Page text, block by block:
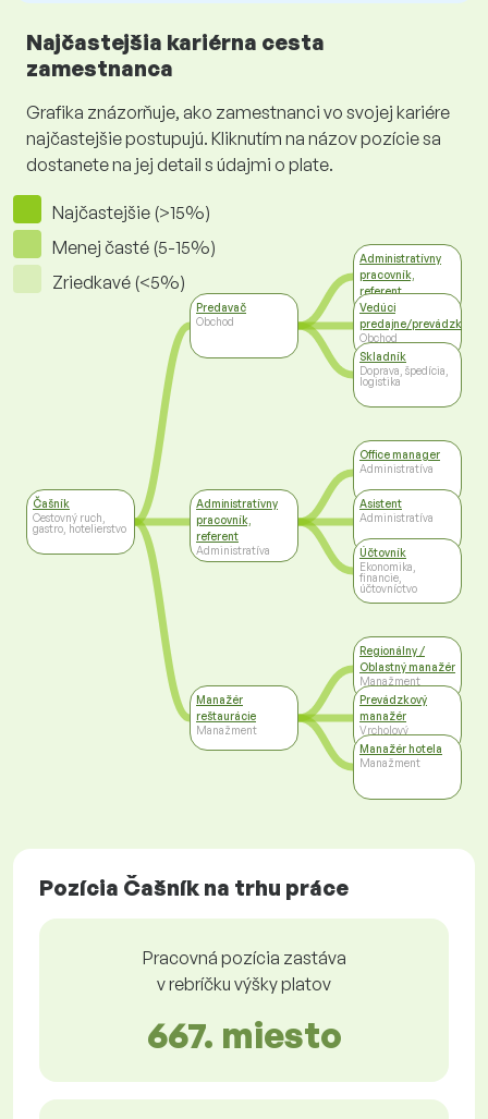
Najčastejšia kariérna cesta
zamestnanca
Grafika znázorňuje, ako zamestnanci vo svojej kariére
najčastejšie postupujú. Kliknutím na názov pozície sa
dostanete na jej detail s údajmi o plate.
Najčastejšie (>15%)
Menej časté (5-15%)
Zriedkavé (<5%)
Čašník
Cestovný ruch,
gastro, hotelierstvo
Predavač
Obchod
Administratívny
pracovník,
referent
Administratíva
Manažér
reštaurácie
Manažment
Administratívny
pracovník,
referent
Administratíva
Vedúci
predajne/prevádzky
Obchod
Skladník
Doprava, špedícia,
logistika
Office manager
Administratíva
Asistent
Administratíva
Účtovník
Ekonomika,
financie,
účtovníctvo
Regionálny /
Oblastný manažér
Manažment
Prevádzkový
manažér
Vrcholový
manažment
Manažér hotela
Manažment
Pozícia Čašník na trhu práce
Pracovná pozícia zastáva
v rebríčku výšky platov
667. miesto